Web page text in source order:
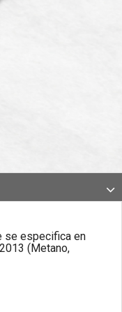
se especifica en
(Metano,